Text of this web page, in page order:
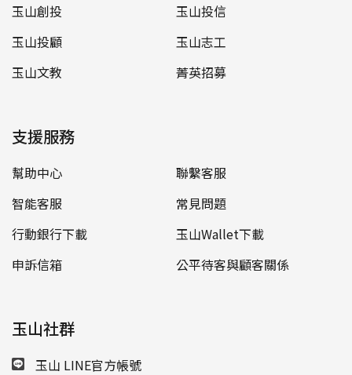
玉山創投
玉山投信
玉山投顧
玉山志工
玉山文教
菁英招募
支援服務
幫助中心
聯繫客服
智能客服
常見問題
行動銀行下載
玉山Wallet下載
申訴信箱
公平待客與顧客關係
玉山社群
玉山 LINE官方帳號